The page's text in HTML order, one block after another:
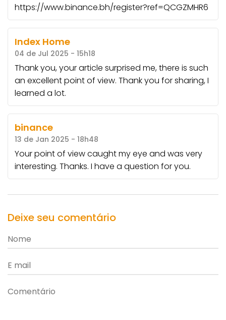
https://www.binance.bh/register?ref=QCGZMHR6
Index Home
04 de Jul 2025 - 15h18
Thank you, your article surprised me, there is such
an excellent point of view. Thank you for sharing, I
learned a lot.
binance
13 de Jan 2025 - 18h48
Your point of view caught my eye and was very
interesting. Thanks. I have a question for you.
Deixe seu comentário